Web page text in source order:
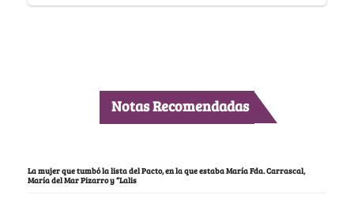
Notas Recomendadas
La mujer que tumbó la lista del Pacto, en la que estaba María Fda. Carrascal,
María del Mar Pizarro y “Lalis